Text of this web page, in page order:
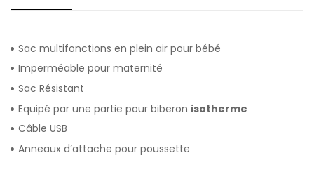
Sac multifonctions en plein air pour bébé
Imperméable pour maternité
Sac Résistant
Equipé par une partie pour biberon isotherme
Câble USB
Anneaux d’attache pour poussette